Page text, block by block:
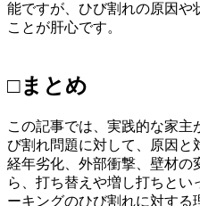
能ですが、ひび割れの原因や
ことが肝心です。
□まとめ
この記事では、実践的な家
び割れ問題に対して、原因と
経年劣化、外部衝撃、壁材の
ら、打ち替えや増し打ちとい
ーキングのひび割れに対する